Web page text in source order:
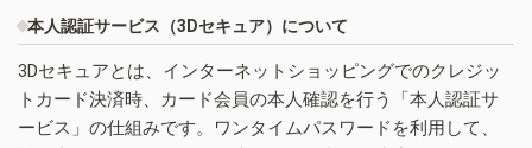
本人認証サービス（3Dセキュア）について
3Dセキュアとは、インターネットショッピングでのクレジッ
トカード決済時、カード会員の本人確認を行う「本人認証サ
ービス」の仕組みです。ワンタイムパスワードを利用して、